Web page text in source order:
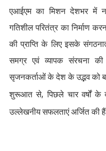
एआईएम का मिशन देशभर में
गतिशील परितंत्र का निर्माण
की प्राप्ति के लिए इसके
समग्र एवं व्यापक संरचना की
सृजनकर्ताओं के देश के उद्भव को
शुरूआत से,पिछले चार वर्षों के
उल्लेखनीय सफलताएं अर्जित की